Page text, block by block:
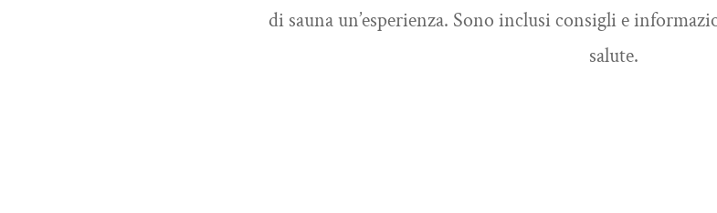
di sauna un’esperienza. Sono inclusi consigli e
salute.